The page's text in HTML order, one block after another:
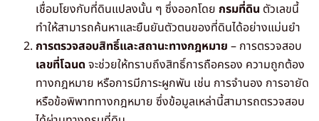
เชื่อมโยงกับที่ดินแปลงนั้น ๆ ซึ่งออกโดย กรมที่ดิน ตัวเลขนี้
ทำให้สามารถค้นหาและยืนยันตัวตนของที่ดินได้อย่างแม่นยำ
การตรวจสอบสิทธิ์และสถานะทางกฎหมาย – การตรวจสอบ
เลขที่โฉนด จะช่วยให้ทราบถึงสิทธิ์การถือครอง ความถูกต้อง
ทางกฎหมาย หรือการมีภาระผูกพัน เช่น การจำนอง การอายัด
หรือข้อพิพาททางกฎหมาย ซึ่งข้อมูลเหล่านี้สามารถตรวจสอบ